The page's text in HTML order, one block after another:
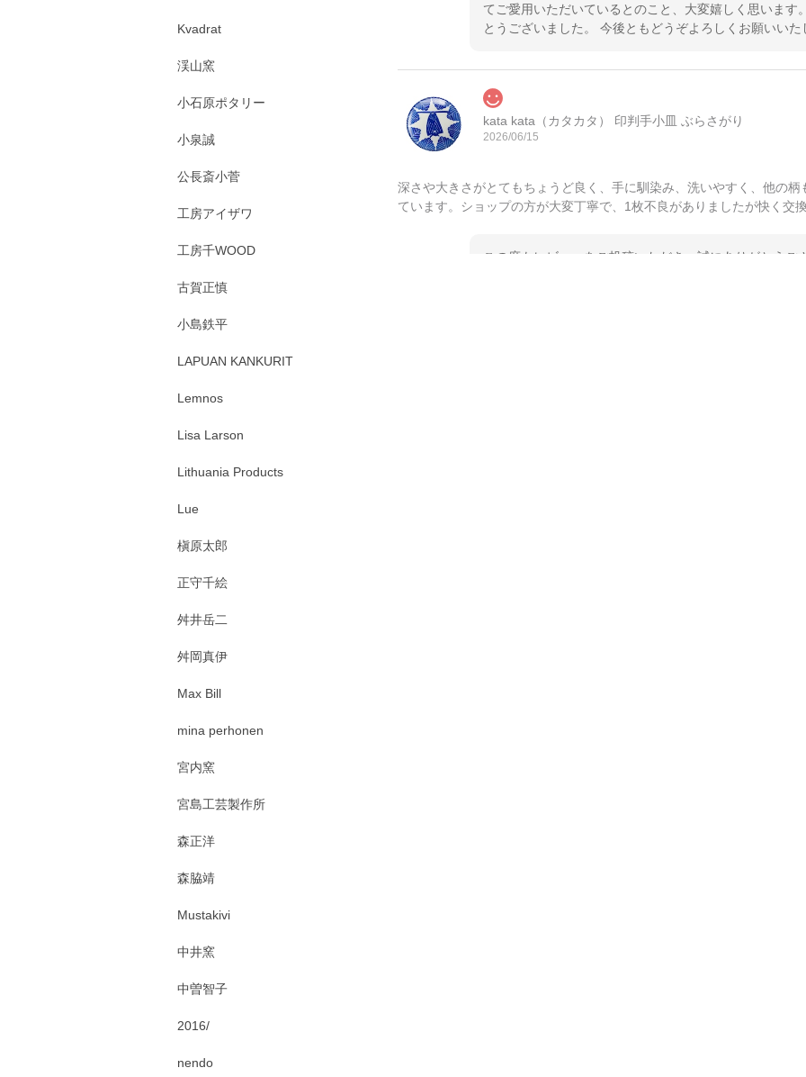
てご愛用いただいているとのこと、大変嬉しく思います
とうございました。 今後ともどうぞよろしくお願いいた
kata kata（カタカタ） 印判手小皿 ぶらさがり
2026/06/15
深さや大きさがとてもちょうど良く、手に馴染み、洗いやすく、他の
ています。ショップの方が大変丁寧で、1枚不良がありましたが快く交
この度もレビューをご投稿いただき、誠にありがとう
Kvadrat
渓山窯
小石原ポタリー
小泉誠
公長斎小菅
工房アイザワ
工房千WOOD
古賀正慎
小島鉄平
LAPUAN KANKURIT
Lemnos
Lisa Larson
Lithuania Products
Lue
槇原太郎
正守千絵
舛井岳二
舛岡真伊
Max Bill
mina perhonen
宮内窯
宮島工芸製作所
森正洋
森脇靖
Mustakivi
中井窯
中曽智子
2016/
nendo